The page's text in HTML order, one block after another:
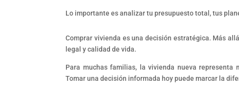
Lo importante es analizar tu presupuesto total, tus
Comprar vivienda es una decisión estratégica. Más
legal y calidad de vida.
Para muchas familias, la vivienda nueva
Tomar una decisión informada hoy puede marcar la